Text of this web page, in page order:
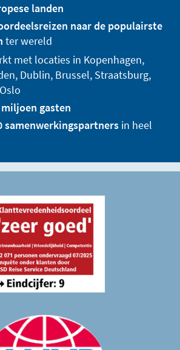
landen
naar de populairste
ter wereld
met locaties in Kopenhagen,
Dublin, Brussel, Straatsburg,
gasten
samenwerkingspartners in heel